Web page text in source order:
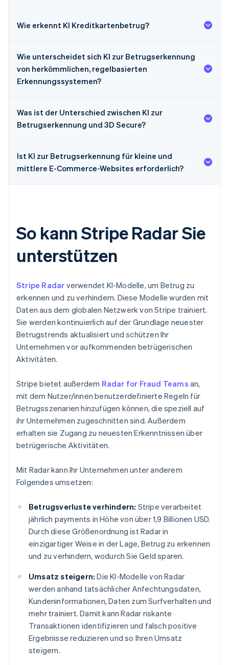
Wie erkennt KI Kreditkartenbetrug?
Wie unterscheidet sich KI zur Betrugserkennung
von herkömmlichen, regelbasierten
Erkennungssystemen?
Was ist der Unterschied zwischen KI zur
Betrugserkennung und 3D Secure?
Ist KI zur Betrugserkennung für kleine und
mittlere E-Commerce-Websites erforderlich?
So kann Stripe Radar Sie
unterstützen
Stripe Radar verwendet KI-Modelle, um Betrug zu
erkennen und zu verhindern. Diese Modelle wurden mit
Daten aus dem globalen Netzwerk von Stripe trainiert.
Sie werden kontinuierlich auf der Grundlage neuester
Betrugstrends aktualisiert und schützen Ihr
Unternehmen vor aufkommenden betrügerischen
Aktivitäten.
Stripe bietet außerdem Radar for Fraud Teams an,
mit dem Nutzer/innen benutzerdefinierte Regeln für
Betrugsszenarien hinzufügen können, die speziell auf
ihr Unternehmen zugeschnitten sind. Außerdem
erhalten sie Zugang zu neuesten Erkenntnissen über
betrügerische Aktivitäten.
Mit Radar kann Ihr Unternehmen unter anderem
Folgendes umsetzen:
Betrugsverluste verhindern: Stripe verarbeitet
jährlich payments in Höhe von über 1,9 Billionen USD.
Durch diese Größenordnung ist Radar in
einzigartiger Weise in der Lage, Betrug zu erkennen
und zu verhindern, wodurch Sie Geld sparen.
Umsatz steigern: Die KI-Modelle von Radar
werden anhand tatsächlicher Anfechtungsdaten,
Kundeninformationen, Daten zum Surfverhalten und
mehr trainiert. Damit kann Radar riskante
Transaktionen identifizieren und falsch positive
Ergebnisse reduzieren und so Ihren Umsatz
steigern.